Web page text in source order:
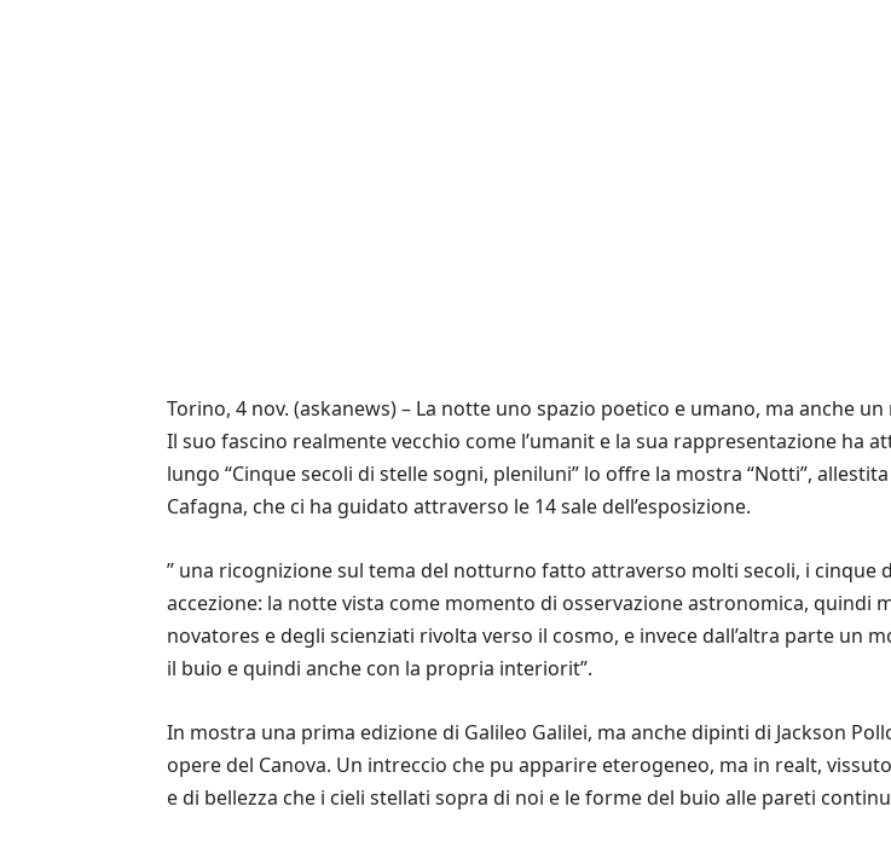
Torino, 4 nov. (askanews) – La notte uno spazio poetico e umano, ma anche
Il suo fascino realmente vecchio come l’umanit e la sua rappresentazione ha
lungo “Cinque secoli di stelle sogni, pleniluni” lo offre la mostra “Notti”,
Cafagna, che ci ha guidato attraverso le 14 sale dell’esposizione.
” una ricognizione sul tema del notturno fatto attraverso molti secoli, i cinque
accezione: la notte vista come momento di osservazione astronomica, quindi
novatores e degli scienziati rivolta verso il cosmo, e invece dall’altra parte
il buio e quindi anche con la propria interiorit”.
In mostra una prima edizione di Galileo Galilei, ma anche dipinti di Jackson
opere del Canova. Un intreccio che pu apparire eterogeneo, ma in realt,
e di bellezza che i cieli stellati sopra di noi e le forme del buio alle pareti